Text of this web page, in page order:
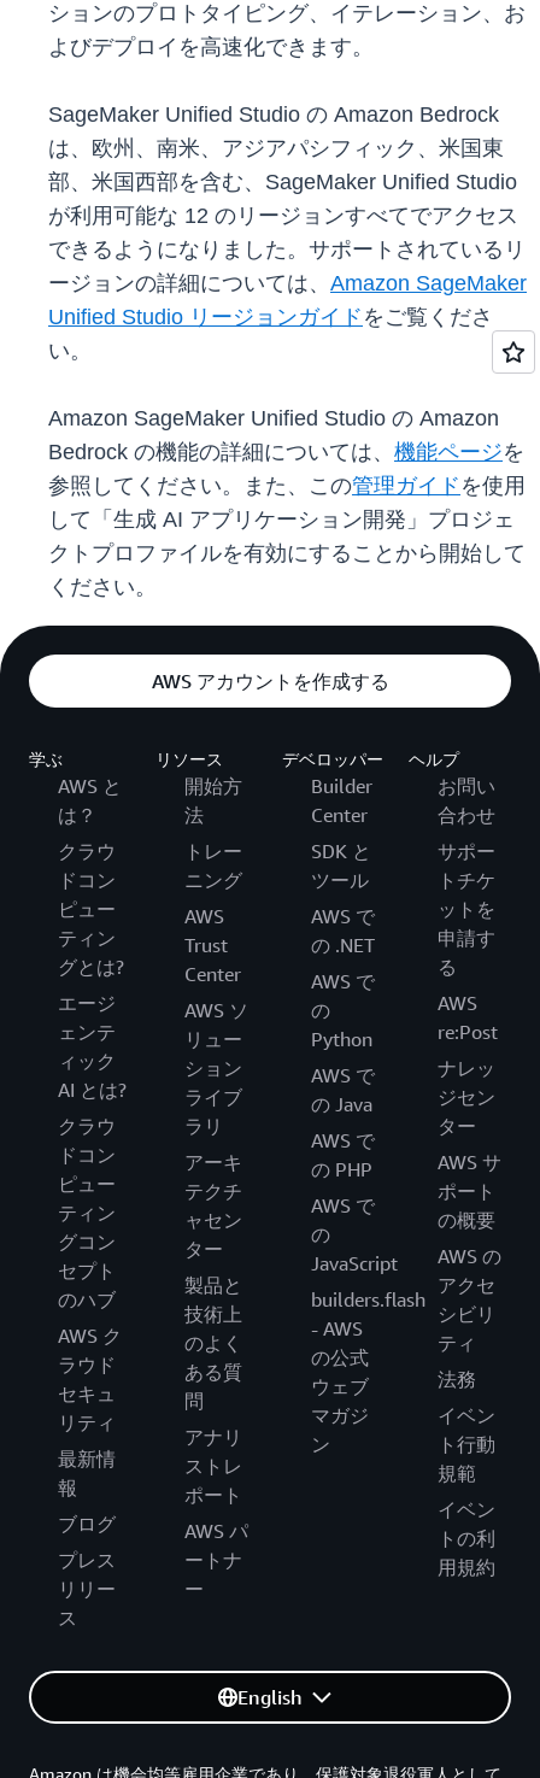
ションのプロトタイピング、イテレーション、お
よびデプロイを高速化できます。
SageMaker Unified Studio の Amazon Bedrock
は、欧州、南米、アジアパシフィック、米国東
部、米国西部を含む、SageMaker Unified Studio
が利用可能な 12 のリージョンすべてでアクセス
できるようになりました。サポートされているリ
ージョンの詳細については、 Amazon SageMaker
Unified Studio リージョンガイド をご覧くださ
い。
Amazon SageMaker Unified Studio の Amazon
Bedrock の機能の詳細については、 機能ページを
参照してください。また、この管理ガイド を使用
して「生成 AI アプリケーション開発」プロジェ
クトプロファイルを有効にすることから開始して
ください。
AWS アカウントを作成する
学ぶ
AWS と
は？
クラウ
ドコン
ピュー
ティン
グとは?
エージ
ェンテ
ィック
AI とは?
クラウ
ドコン
ピュー
ティン
グコン
セプト
のハブ
AWS ク
ラウド
セキュ
リティ
最新情
報
ブログ
プレス
リリー
ス
リソース
開始方
法
トレー
ニング
AWS
Trust
Center
AWS ソ
リュー
ション
ライブ
ラリ
アーキ
テクチ
ャセン
ター
製品と
技術上
のよく
ある質
問
アナリ
ストレ
ポート
AWS パ
ートナ
ー
デベロッパー
Builder
Center
SDK と
ツール
AWS で
の .NET
AWS で
の
Python
AWS で
の Java
AWS で
の PHP
AWS で
の
JavaScript
builders.flash
- AWS
の公式
ウェブ
マガジ
ン
ヘルプ
お問い
合わせ
サポー
トチケ
ットを
申請す
る
AWS
re:Post
ナレッ
ジセン
ター
AWS サ
ポート
の概要
AWS の
アクセ
シビリ
ティ
法務
イベン
ト行動
規範
イベン
トの利
用規約
English